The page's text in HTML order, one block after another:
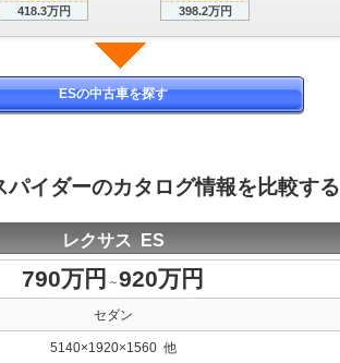
398.2万円
418.3万円
ESの中古車を探す
パイダーのカタログ情報を比較する
レクサス ES
790万円 ～920万円
セダン
5140×1920×1560 他